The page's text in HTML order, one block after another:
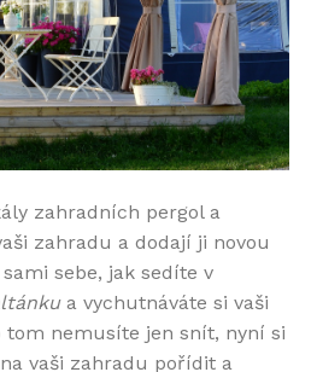
zahradních pergol a
zahradu a dodají ji novou
sebe, jak sedíte v
a vychutnáváte si vaši
tom nemusíte jen snít, nyní si
vaši zahradu pořídit a